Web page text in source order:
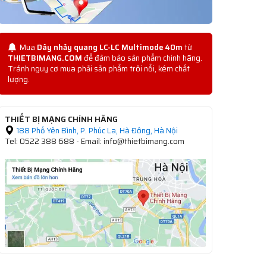
Mua Dây nhảy quang LC-LC Multimode 40mtừ
THIETBIMANG.COMđể đảm bảo sản phẩm chính hãng.
Tránh nguy cơ mua phải sản phẩm trôi nổi, kém chất
lượng.
THIẾT BỊ MẠNG CHÍNH HÃNG
188 Phố Yên Bình, P. Phúc La, Hà Đông, Hà Nội
Tel: 0522 388 688 - Email: info@thietbimang.com